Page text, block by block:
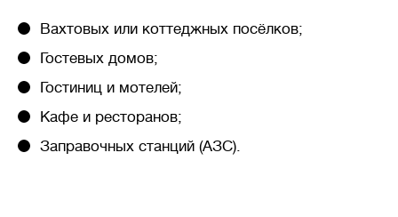
Вахтовых или коттеджных посёлков;
Гостевых домов;
Гостиниц и мотелей;
Кафе и ресторанов;
Заправочных станций (АЗС).
биологической очистки
— механическое анаэробное
разложение отходов
бактериями. Биофильтры и
очистки до 95-98%.